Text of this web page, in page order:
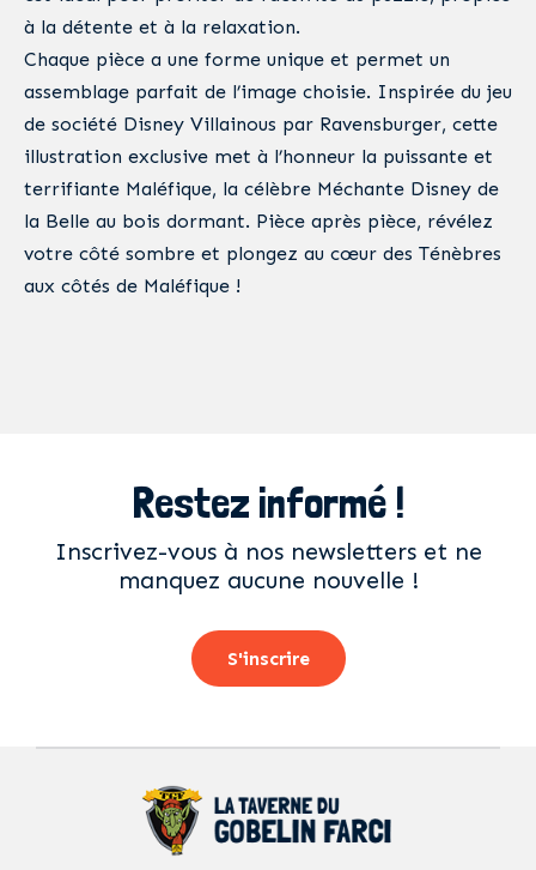
à la détente et à la relaxation.
Chaque pièce a une forme unique et permet un
assemblage parfait de l’image choisie. Inspirée du jeu
de société Disney Villainous par Ravensburger, cette
illustration exclusive met à l’honneur la puissante et
terrifiante Maléfique, la célèbre Méchante Disney de
la Belle au bois dormant. Pièce après pièce, révélez
votre côté sombre et plongez au cœur des Ténèbres
aux côtés de Maléfique !
Restez informé !
Inscrivez-vous à nos newsletters et ne
manquez aucune nouvelle !
S'inscrire